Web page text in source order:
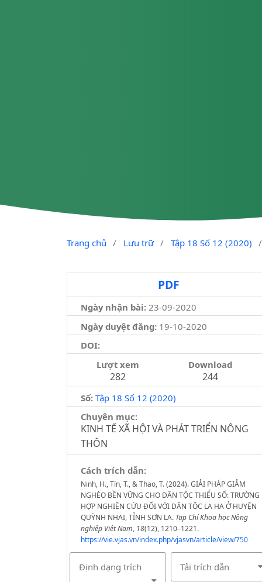
Trang chủ / Lưu trữ / Tập 18 Số 12 (2020) /
PDF
Ngày nhận bài: 23-09-2020
Ngày duyệt đăng:19-10-2020
DOI:
Lượt xem
282
Download
244
Số: Tập 18 Số 12 (2020)
Chuyên mục:
KINH TẾ XÃ HỘI VÀ PHÁT TRIỂN NÔNG
THÔN
Cách trích dẫn:
Ninh, H., Tín, T., & Thao, T. (2024). GIẢI PHÁP GIẢM
NGHÈO BỀN VỮNG CHO DÂN TỘC THIỂU SỐ: TRƯỜNG
HỢP NGHIÊN CỨU ĐỐI VỚI DÂN TỘC LA HA Ở HUYỆN
QUỲNH NHAI, TỈNH SƠN LA. Tạp Chí Khoa học Nông
nghiệp Việt Nam, 18(12), 1210–1221.
https://vie.vjas.vn/index.php/vjasvn/article/view/750
Định dạng trích Tải trích dẫn